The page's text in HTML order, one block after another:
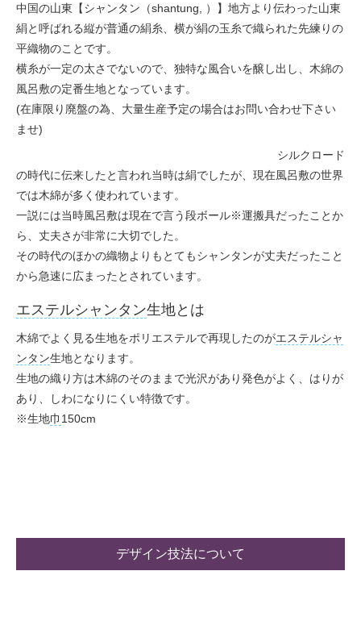
中国の山東【シャンタン（shantung, ）】地方より伝わった山東
絹と呼ばれる縦が普通の絹糸、横が絹の玉糸で織られた先練りの
平織物のことです。
横糸が一定の太さでないので、独特な風合いを醸し出し、木綿の
風呂敷の定番生地となっています。
(在庫限り廃盤の為、大量生産予定の場合はお問い合わせ下さい
ませ)
シルクロード
の時代に伝来したと言われ当時は絹でしたが、現在風呂敷の世界
では木綿が多く使われています。
一説には当時風呂敷は現在で言う段ボール※運搬具だったことか
ら、丈夫さが非常に大切でした。
その時代のほかの織物よりもとてもシャンタンが丈夫だったこと
から急速に広まったとされています。
エステルシャンタン生地とは
木綿でよく見る生地をポリエステルで再現したのがエステルシャ
ンタン生地となります。
生地の織り方は木綿のそのままで光沢があり発色がよく、はりが
あり、しわになりにくい特徴です。
※生地巾 150cm
デザイン技法について